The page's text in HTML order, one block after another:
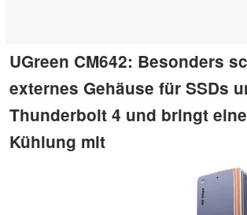
UGreen CM642: Besonders
externes Gehäuse für SSDs
Thunderbolt 4 und bringt
Kühlung mit